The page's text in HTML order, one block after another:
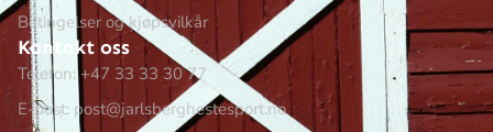
Betingelser og kjøpsvilkår
Kontakt oss
Telefon: +47 33 33 30 77
E-post: post@jarlsberghestesport.no